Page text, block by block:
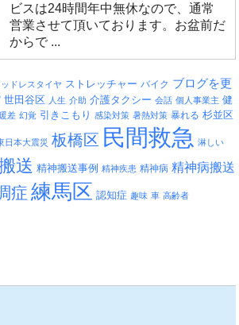
ビスは24時間年中無休なので、通常
営業させて頂いております。お盆前だ
からで ...
ドレスタイヤ ストレッチャー バイク ブログを更
世田谷区 人生 介助 介護タクシー 会話 個人事業主 健
差 幻覚 引きこもり 感染対策 暑熱対策 暴れる 杉並区
日本大震災 板橋区 民間救急 淋しい
送 精神搬送事例 精神疾患 精神病 精神病搬送
症 練馬区 認知症 趣味 車 高齢者